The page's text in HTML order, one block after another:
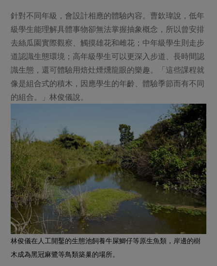
針對不同年級，會設計相應的體驗內容。曹欽瑋說，低年
級學生能理解具體事物卻無法掌握抽象概念，所以曾安排
去絲瓜園實際觀察、觸摸雄花和雌花；中年級學生則走步
道認識生態環境；高年級學生可以更深入步道、長時間認
識生態，還可體驗用焙灶煙燻龍眼的樂趣。「這些課程就
像是組合式的積木，因應學生的年齡、體驗季節而有不同
的組合。」林俊儀說。
林俊儀在人工開鑿的生態池飼養牛屎鯽仔等原生魚類，岸邊的樹
木成為黑冠麻鷺等鳥類築巢的場所。